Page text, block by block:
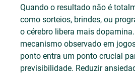
Quando o resultado não é
como sorteios, brindes, ou
o cérebro libera mais
mecanismo observado em
ponto entra um ponto crucial
previsibilidade. Reduzir